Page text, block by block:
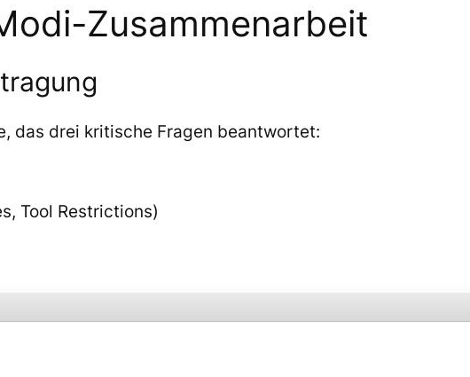
Zusammenarbeit
das drei kritische Fragen beantwortet:
Tool Restrictions)